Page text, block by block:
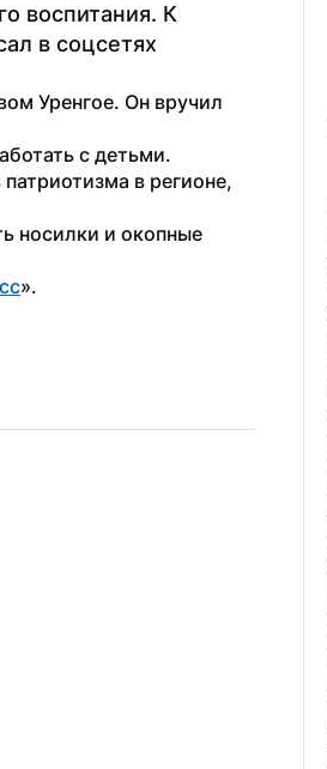
воспитания. К
в соцсетях
Уренгое. Он вручил
с детьми.
в регионе,
носилки и окопные
».